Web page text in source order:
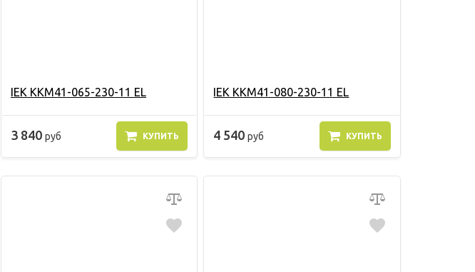
IEK KKM41-065-230-11 EL
3 840 руб КУПИТЬ
IEK KKM41-080-230-11 EL
4 540руб КУПИТЬ